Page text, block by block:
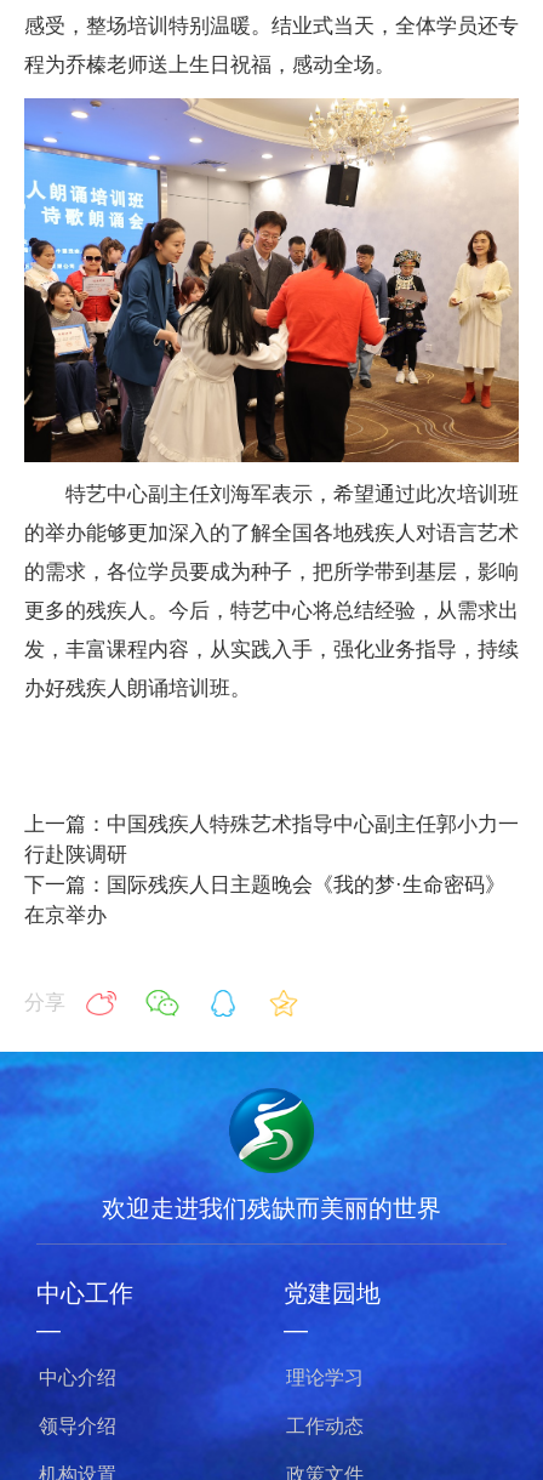
感受，整场培训特别温暖。结业式当天，全体学员还专
程为乔榛老师送上生日祝福，感动全场。
特艺中心副主任刘海军表示，希望通过此次培训班
的举办能够更加深入的了解全国各地残疾人对语言艺术
的需求，各位学员要成为种子，把所学带到基层，影响
更多的残疾人。今后，特艺中心将总结经验，从需求出
发，丰富课程内容，从实践入手，强化业务指导，持续
办好残疾人朗诵培训班。
上一篇：中国残疾人特殊艺术指导中心副主任郭小力一
行赴陕调研
下一篇：国际残疾人日主题晚会《我的梦·生命密码》
在京举办
分享
欢迎走进我们残缺而美丽的世界
党建园地
理论学习
工作动态
政策文件
节目欣赏
我的梦
千手千眼
梦的守望